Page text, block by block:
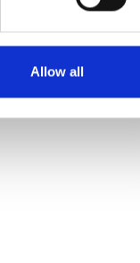
Allow all
forskelligartede
media kreationer.
gruppeudstillinger,
events og fremvisninger.
Se profil